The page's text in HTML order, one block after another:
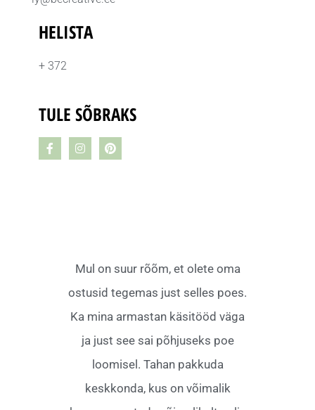
Mul on suur rõõm, et olete oma
ostusid tegemas just selles poes.
Ka mina armastan käsitööd väga
ja just see sai põhjuseks poe
loomisel. Tahan pakkuda
keskkonda, kus on võimalik
HELISTA
+ 372
TULE SÕBRAKS